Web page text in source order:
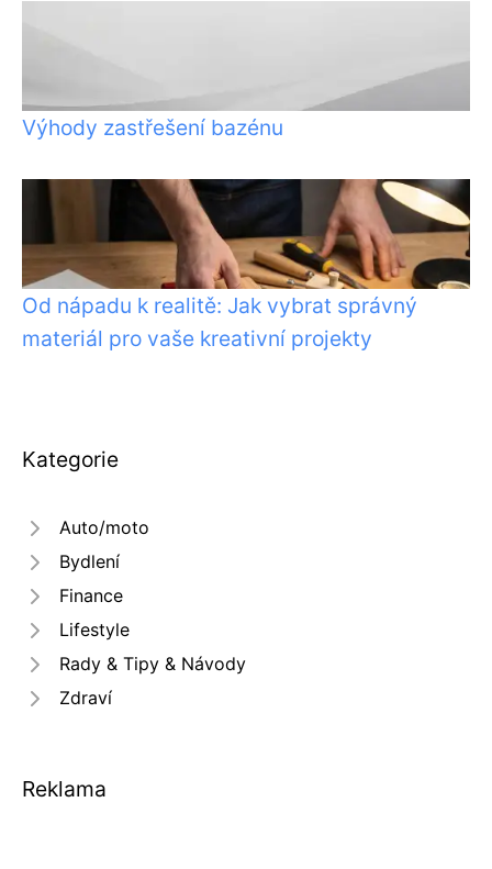
Výhody zastřešení bazénu
Od nápadu k realitě: Jak vybrat správný
materiál pro vaše kreativní projekty
Kategorie
Auto/moto
Bydlení
Finance
Lifestyle
Rady & Tipy & Návody
Zdraví
Reklama